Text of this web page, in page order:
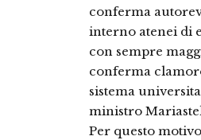
conferma
inter­no atenei di
con sempre
conferma
sistema
ministro
Per questo